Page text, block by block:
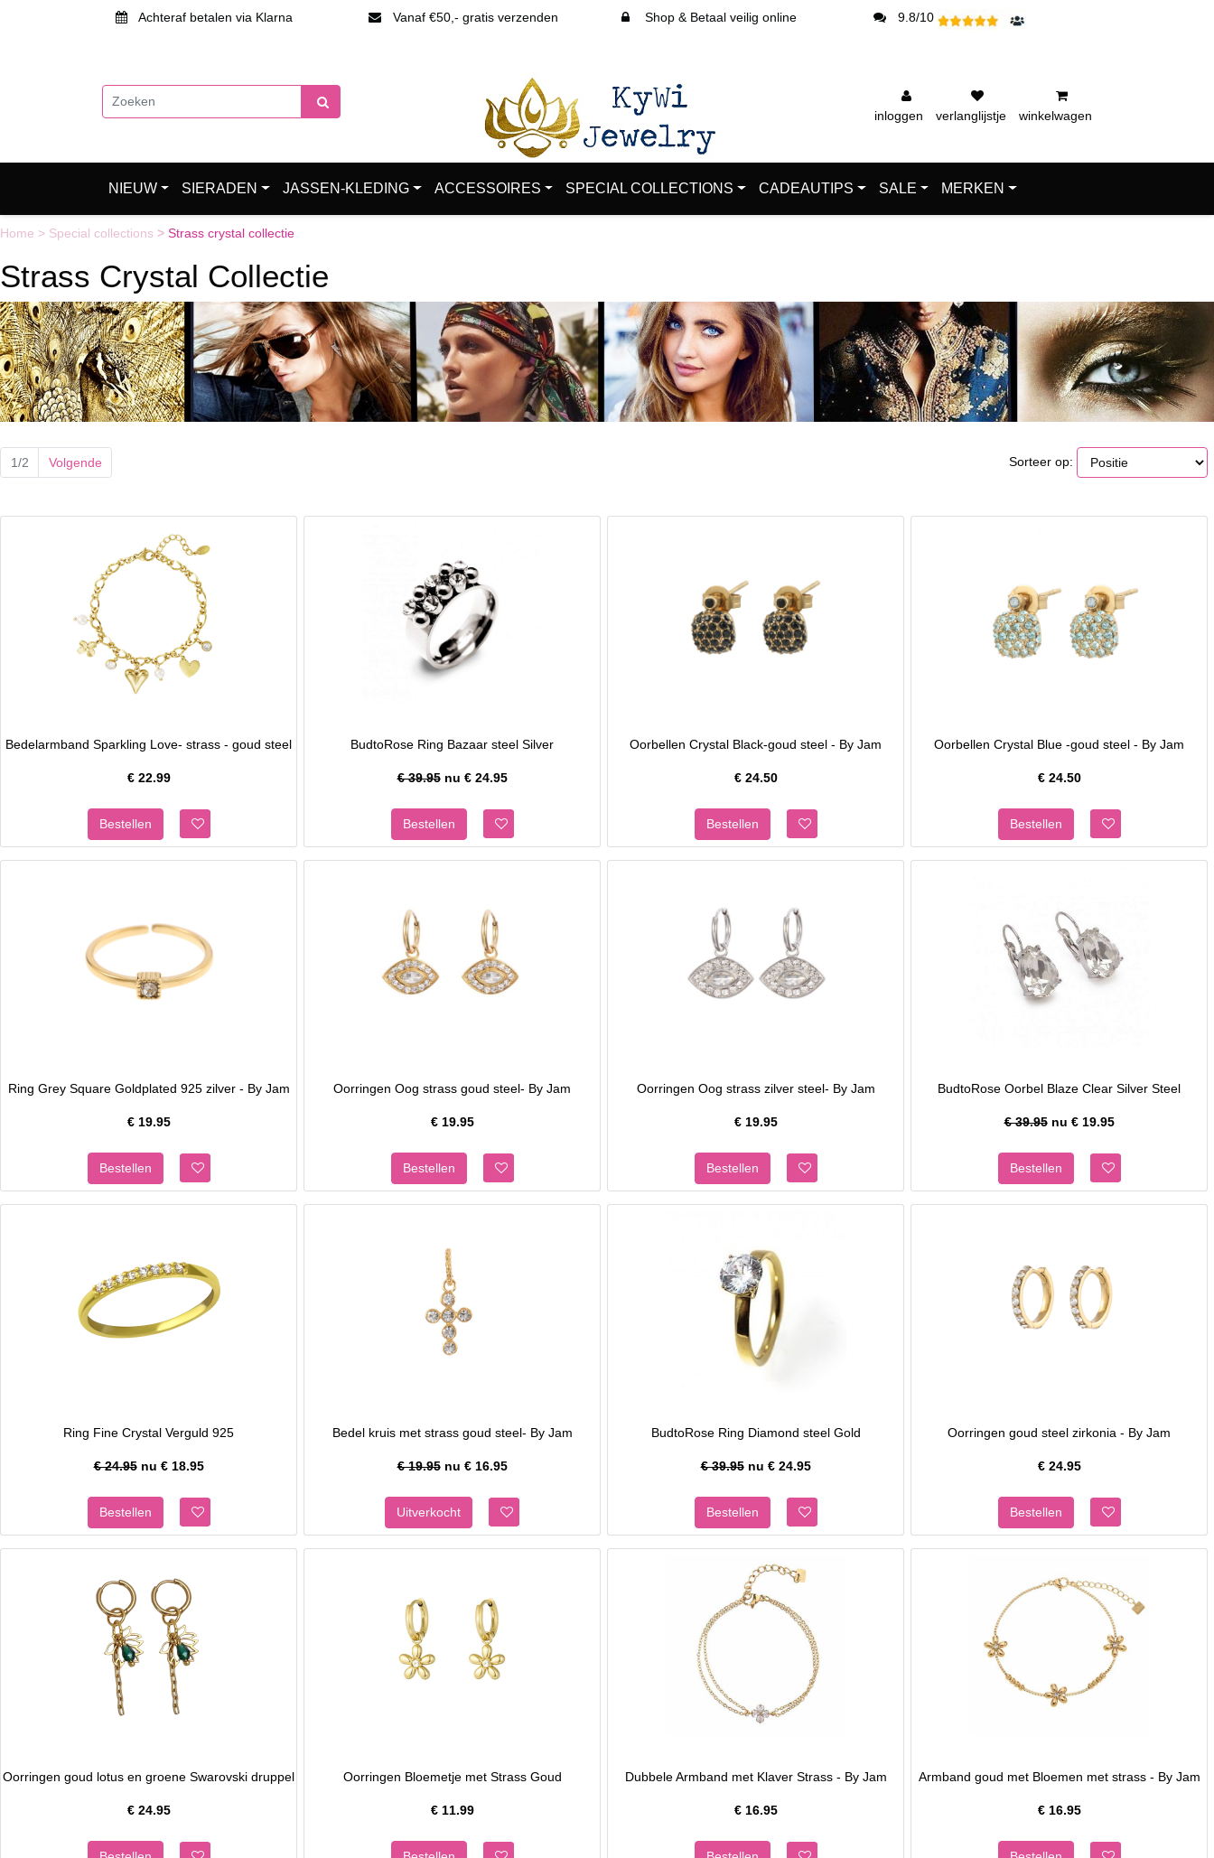
Achteraf betalen via Klarna Vanaf €50,- gratis verzenden Shop & Betaal veilig online 9.8/10
inloggen verlanglijstje winkelwagen
NIEUW SIERADEN JASSEN-KLEDING ACCESSOIRES SPECIAL COLLECTIONS CADEAUTIPS SALE MERKEN
Home > Special collections > Strass crystal collectie
Strass Crystal Collectie
Sorteer op:
1/2 Volgende
Bedelarmband Sparkling Love- strass - goud steel
€ 22.99
BudtoRose Ring Bazaar steel Silver
€ 39.95nu € 24.95
Oorbellen Crystal Black-goud steel - By Jam
€ 24.50
Oorbellen Crystal Blue -goud steel - By Jam
€ 24.50
Ring Grey Square Goldplated 925 zilver - By Jam
€ 19.95
Oorringen Oog strass goud steel- By Jam
€ 19.95
Oorringen Oog strass zilver steel- By Jam
€ 19.95
BudtoRose Oorbel Blaze Clear Silver Steel
€ 39.95nu € 19.95
Ring Fine Crystal Verguld 925
€ 24.95nu € 18.95
Bedel kruis met strass goud steel- By Jam
€ 19.95nu € 16.95
BudtoRose Ring Diamond steel Gold
€ 39.95nu € 24.95
Oorringen goud steel zirkonia - By Jam
€ 24.95
Oorringen goud lotus en groene Swarovski druppel
€ 24.95
Oorringen Bloemetje met Strass Goud
€ 11.99
Dubbele Armband met Klaver Strass - By Jam
€ 16.95
Armband goud met Bloemen met strass - By Jam
€ 16.95